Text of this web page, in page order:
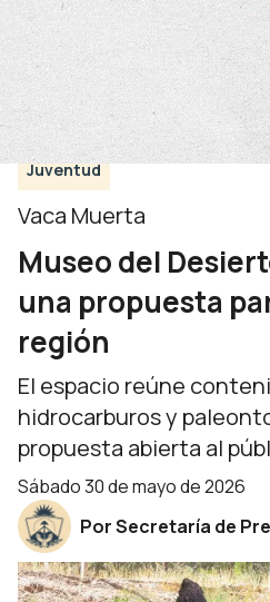
Juventud
Vaca Muerta
Museo del
una propuesta
región
El espacio reúne
hidrocarburos y
propuesta abierta al
sábado 30 de mayo de 2026
Por Secretaría de